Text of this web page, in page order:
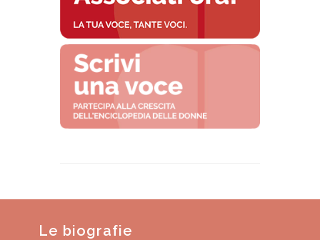
Le biografie